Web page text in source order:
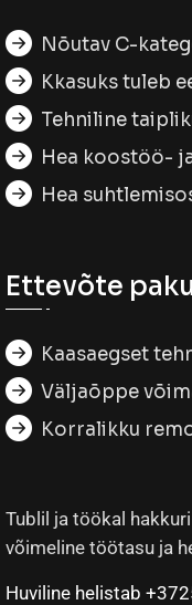
Nõutav C-
Kkasuks tuleb
Tehniline
Hea koostöö-
Hea
Ettevõte
Kaasaegset
Väljaõppe
Korralikku
Tublil ja töökal
võimeline töötasu ja
Huviline helistab